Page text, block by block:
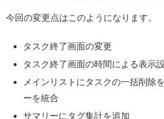
今回の変更点はこのようになります。
タスク終了画面の変更
タスク終了画面の時間による表示
メインリストにタスクの一括削除
ーを統合
サマリーにタグ集計を追加